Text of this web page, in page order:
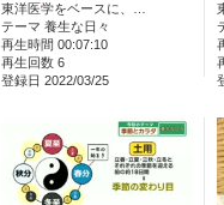
東洋医学をベースに、…
テーマ 養生な日々
再生時間 00:07:10
再生回数 6
登録日 2022/03/25